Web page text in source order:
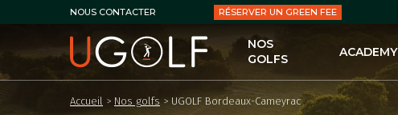
NOUS CONTACTER RÉSERVER UN GREEN FEE
NOS
GOLFS
ACADEMY
UGOLF
Accueil > Nos golfs > UGOLF Bordeaux-Cameyrac